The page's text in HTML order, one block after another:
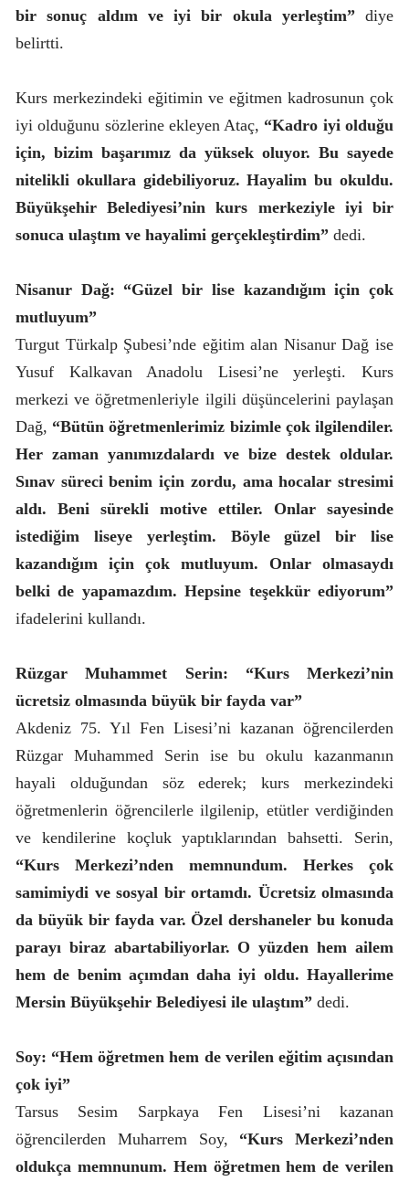
bir sonuç aldım ve iyi bir okula yerleştim” diye
belirtti.
Kurs merkezindeki eğitimin ve eğitmen kadrosunun çok
iyi olduğunu sözlerine ekleyen Ataç, “Kadro iyi olduğu
için, bizim başarımız da yüksek oluyor. Bu sayede
nitelikli okullara gidebiliyoruz. Hayalim bu okuldu.
Büyükşehir Belediyesi’nin kurs merkeziyle iyi bir
sonuca ulaştım ve hayalimi gerçekleştirdim” dedi.
Nisanur Dağ: “Güzel bir lise kazandığım için çok
mutluyum”
Turgut Türkalp Şubesi’nde eğitim alan Nisanur Dağ ise
Yusuf Kalkavan Anadolu Lisesi’ne yerleşti. Kurs
merkezi ve öğretmenleriyle ilgili düşüncelerini paylaşan
Dağ, “Bütün öğretmenlerimiz bizimle çok ilgilendiler.
Her zaman yanımızdalardı ve bize destek oldular.
Sınav süreci benim için zordu, ama hocalar stresimi
aldı. Beni sürekli motive ettiler. Onlar sayesinde
istediğim liseye yerleştim. Böyle güzel bir lise
kazandığım için çok mutluyum. Onlar olmasaydı
belki de yapamazdım. Hepsine teşekkür ediyorum”
ifadelerini kullandı.
Rüzgar Muhammet Serin:
“Kurs Merkezi’nin
ücretsiz olmasında büyük bir fayda var”
Akdeniz 75. Yıl Fen Lisesi’ni kazanan öğrencilerden
Rüzgar Muhammed Serin ise bu okulu kazanmanın
hayali olduğundan söz ederek; kurs merkezindeki
öğretmenlerin öğrencilerle ilgilenip, etütler verdiğinden
ve kendilerine koçluk yaptıklarından bahsetti. Serin,
“Kurs Merkezi’nden memnundum. Herkes çok
samimiydi ve sosyal bir ortamdı. Ücretsiz olmasında
da büyük bir fayda var. Özel dershaneler bu konuda
parayı biraz abartabiliyorlar. O yüzden hem ailem
hem de benim açımdan daha iyi oldu. Hayallerime
Mersin Büyükşehir Belediyesi ile ulaştım” dedi.
Soy: “Hem öğretmen hem de verilen eğitim açısından
çok iyi”
Tarsus Sesim Sarpkaya Fen Lisesi’ni kazanan
öğrencilerden Muharrem Soy, “Kurs Merkezi’nden
oldukça memnunum. Hem öğretmen hem de verilen